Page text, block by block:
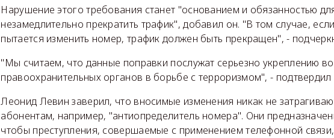
Нарушение этого требования станет "основанием и обязанностью
незамедлительно прекратить трафик", добавил он. "В том случае,
пытается изменить номер, трафик должен быть прекращен", -
"Мы считаем, что данные поправки послужат серьезно укреплению
правоохранительных органов в борьбе с терроризмом", -
Леонид Левин заверил, что вносимые изменения никак не
абонентам, например, "антиопределитель номера". Они
чтобы преступления, совершаемые с применением телефонной